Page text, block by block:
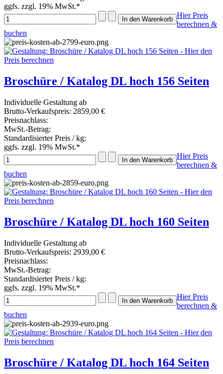
ggfs. zzgl. 19% MwSt.*
Hier Preis
berechnen &
buchen
Broschüre / Katalog DL hoch 156 Seiten
Individuelle Gestaltung ab
Brutto-Verkaufspreis: 2859,00 €
Preisnachlass:
MwSt.-Betrag:
Standardisierter Preis / kg:
ggfs. zzgl. 19% MwSt.*
Hier Preis
berechnen &
buchen
Broschüre / Katalog DL hoch 160 Seiten
Individuelle Gestaltung ab
Brutto-Verkaufspreis: 2939,00 €
Preisnachlass:
MwSt.-Betrag:
Standardisierter Preis / kg:
ggfs. zzgl. 19% MwSt.*
Hier Preis
berechnen &
buchen
Broschüre / Katalog DL hoch 164 Seiten